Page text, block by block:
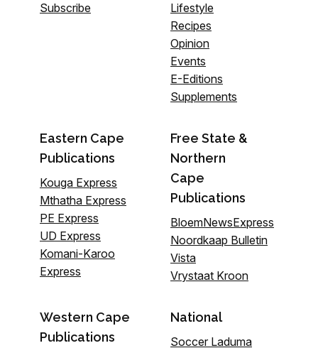
Subscribe
Lifestyle
Recipes
Opinion
Events
E-Editions
Supplements
Eastern Cape
Publications
Kouga Express
Mthatha Express
PE Express
UD Express
Komani-Karoo
Express
Free State &
Northern
Cape
Publications
BloemNewsExpress
Noordkaap Bulletin
Vista
Vrystaat Kroon
Western Cape
Publications
National
Soccer Laduma